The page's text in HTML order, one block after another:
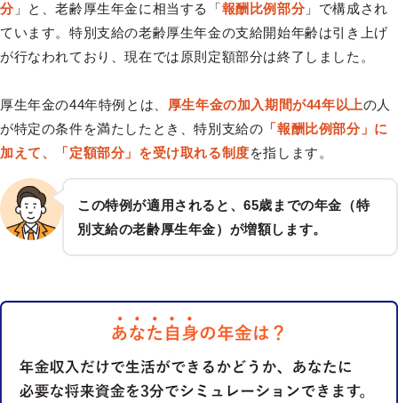
分」と、老齢厚生年金に相当する「 報酬比例部分」で構成され
ています。特別支給の老齢厚生年金の支給開始年齢は引き上げ
が行なわれており、現在では原則定額部分は終了しました。
厚生年金の44年特例とは、 厚生年金の加入期間が44年以上の人
が特定の条件を満たしたとき、特別支給の 「報酬比例部分」に
加えて、「定額部分」を受け取れる制度を指します。
この特例が適用されると、65歳までの年金（特
別支給の老齢厚生年金）が増額します。